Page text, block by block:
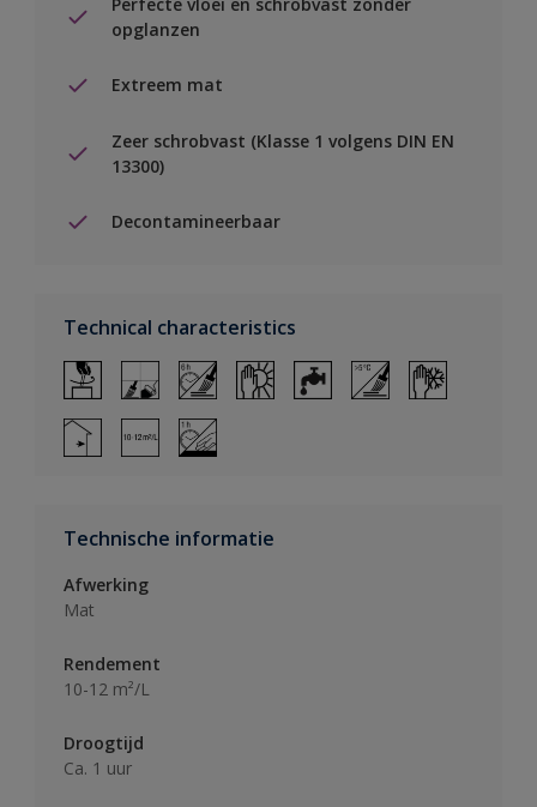
opglanzen
Extreem mat
Zeer schrobvast (Klasse 1 volgens DIN EN
13300)
Decontamineerbaar
Technical characteristics
Technische informatie
Afwerking
Mat
Rendement
10-12 m²/L
Droogtijd
Ca. 1 uur